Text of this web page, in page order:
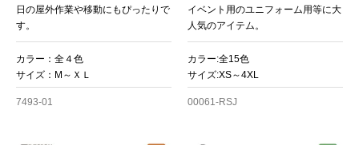
日の屋外作業や移動にもぴったりで
す。
カラー：全４色
サイズ：M～ＸＬ
7493-01
イベント用のユニフォーム用等に大
人気のアイテム。
カラー:全15色
サイズ:XS～4XL
00061-RSJ